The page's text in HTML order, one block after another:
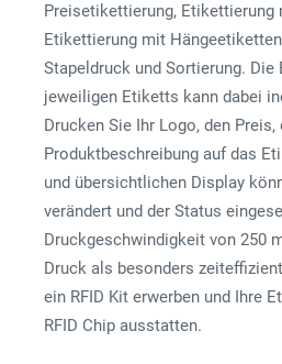
Preisetikettierung, Etikettierung
Etikettierung mit
Stapeldruck und Sortierung. Die
jeweiligen Etiketts kann dabei
Drucken Sie Ihr Logo, den
Produktbeschreibung auf das
und übersichtlichen Display
verändert und der Status
Druckgeschwindigkeit von 250
Druck als besonders
ein RFID Kit erwerben und Ihre
RFID Chip ausstatten.